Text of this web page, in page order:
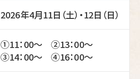
2026年4月11日（土）・12日（日）
①11：00～ ②13：00～
③14：00～ ④16：00～